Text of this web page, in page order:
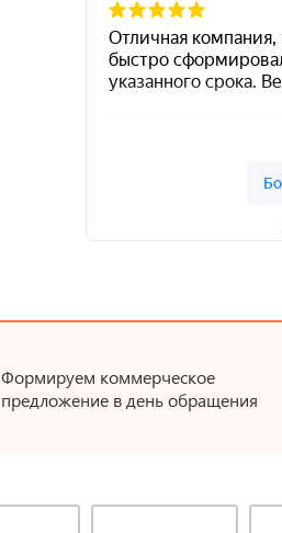
Формируем коммерческое
предложение в день обращения